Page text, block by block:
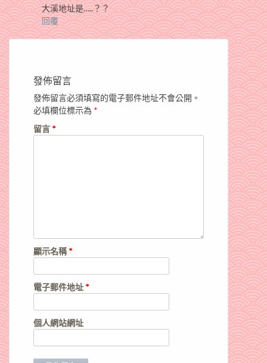
大溪地址是…..？？
回覆
發佈留言
發佈留言必須填寫的電子郵件地址不會公開。
必填欄位標示為 *
留言 *
顯示名稱*
電子郵件地址 *
個人網站網址